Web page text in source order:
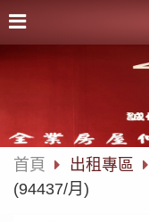
首頁 出租專區
(94437/月)